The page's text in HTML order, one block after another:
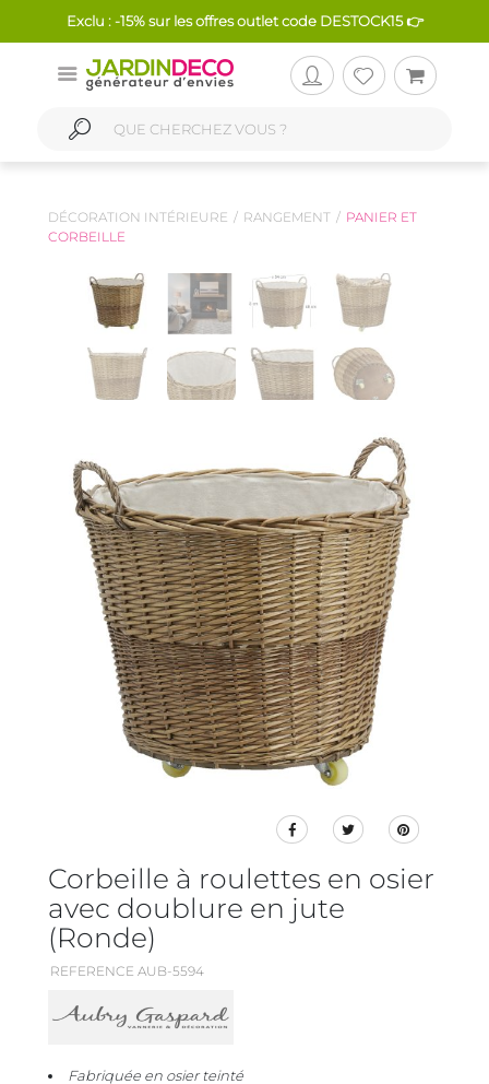
Exclu : -15% sur les offres outlet code DESTOCK15 👉
DÉCORATION INTÉRIEURE RANGEMENT
PANIER ET
CORBEILLE
Corbeille à roulettes en osier
avec doublure en jute
(Ronde)
REFERENCE AUB-5594
Fabriquée en osier teinté